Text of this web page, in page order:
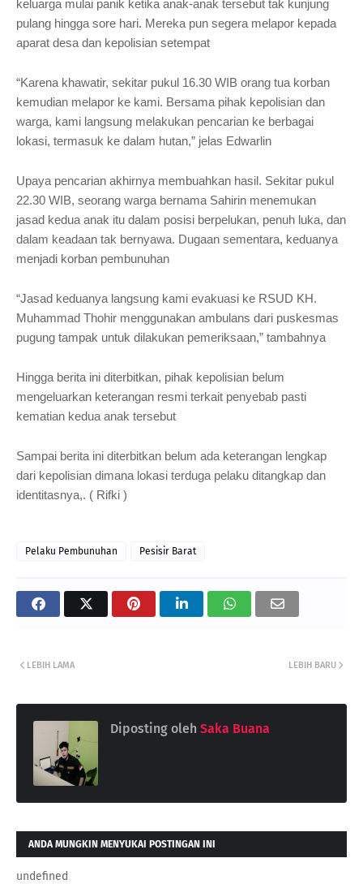
keluarga mulai panik ketika anak-anak tersebut tak kunjung
pulang hingga sore hari. Mereka pun segera melapor kepada
aparat desa dan kepolisian setempat
“Karena khawatir, sekitar pukul 16.30 WIB orang tua korban
kemudian melapor ke kami. Bersama pihak kepolisian dan
warga, kami langsung melakukan pencarian ke berbagai
lokasi, termasuk ke dalam hutan,” jelas Edwarlin
Upaya pencarian akhirnya membuahkan hasil. Sekitar pukul
22.30 WIB, seorang warga bernama Sahirin menemukan
jasad kedua anak itu dalam posisi berpelukan, penuh luka, dan
dalam keadaan tak bernyawa. Dugaan sementara, keduanya
menjadi korban pembunuhan
“Jasad keduanya langsung kami evakuasi ke RSUD KH.
Muhammad Thohir menggunakan ambulans dari puskesmas
pugung tampak untuk dilakukan pemeriksaan,” tambahnya
Hingga berita ini diterbitkan, pihak kepolisian belum
mengeluarkan keterangan resmi terkait penyebab pasti
kematian kedua anak tersebut
Sampai berita ini diterbitkan belum ada keterangan lengkap
dari kepolisian dimana lokasi terduga pelaku ditangkap dan
identitasnya,. ( Rifki )
Pelaku Pembunuhan Pesisir Barat
LEBIH BARU
LEBIH LAMA
Diposting oleh Saka Buana
ANDA MUNGKIN MENYUKAI POSTINGAN INI
undefined